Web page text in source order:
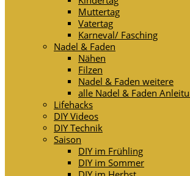
Muttertag
Vatertag
Karneval/ Fasching
Nadel & Faden
Nähen
Filzen
Nadel & Faden weitere
alle Nadel & Faden
Lifehacks
DIY Videos
DIY Technik
Saison
DIY im Frühling
DIY im Sommer